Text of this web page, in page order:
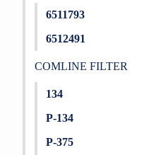
6511793
6512491
COMLINE FILTER
134
P-134
P-375